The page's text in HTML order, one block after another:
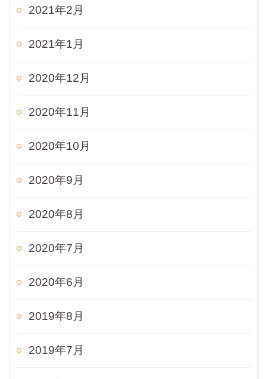
2021年2月
2021年1月
2020年12月
2020年11月
2020年10月
2020年9月
2020年8月
2020年7月
2020年6月
2019年8月
2019年7月